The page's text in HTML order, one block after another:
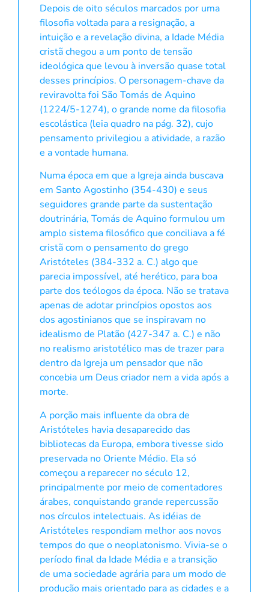
Depois de oito séculos marcados por uma
filosofia voltada para a resignação, a
intuição e a revelação divina, a Idade Média
cristã chegou a um ponto de tensão
ideológica que levou à inversão quase total
desses princípios. O personagem-chave da
reviravolta foi São Tomás de Aquino
(1224/5-1274), o grande nome da filosofia
escolástica (leia quadro na pág. 32), cujo
pensamento privilegiou a atividade, a razão
e a vontade humana.
Numa época em que a Igreja ainda buscava
em Santo Agostinho (354-430) e seus
seguidores grande parte da sustentação
doutrinária, Tomás de Aquino formulou um
amplo sistema filosófico que conciliava a fé
cristã com o pensamento do grego
Aristóteles (384-332 a. C.) algo que
parecia impossível, até herético, para boa
parte dos teólogos da época. Não se tratava
apenas de adotar princípios opostos aos
dos agostinianos que se inspiravam no
idealismo de Platão (427-347 a. C.) e não
no realismo aristotélico mas de trazer para
dentro da Igreja um pensador que não
concebia um Deus criador nem a vida após a
morte.
A porção mais influente da obra de
Aristóteles havia desaparecido das
bibliotecas da Europa, embora tivesse sido
preservada no Oriente Médio. Ela só
começou a reparecer no século 12,
principalmente por meio de comentadores
árabes, conquistando grande repercussão
nos círculos intelectuais. As idéias de
Aristóteles respondiam melhor aos novos
tempos do que o neoplatonismo. Vivia-se o
período final da Idade Média e a transição
de uma sociedade agrária para um modo de
produção mais orientado para as cidades e a